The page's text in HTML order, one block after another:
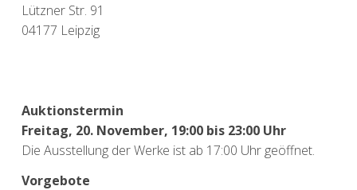
Lützner Str. 91
04177 Leipzig
Auktionstermin
Freitag, 20. November, 19:00 bis 23:00 Uhr
Die Ausstellung der Werke ist ab 17:00 Uhr geöffnet.
Vorgebote